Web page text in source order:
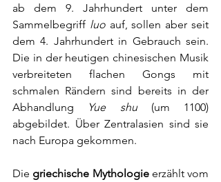
ab dem 9. Jahrhundert unter dem
Sammelbegriff luo auf, sollen aber seit
dem 4. Jahrhundert in Gebrauch sein.
Die in der heutigen chinesischen Musik
verbreiteten flachen Gongs mit
schmalen Rändern sind bereits in der
Abhandlung
Yue shu (um 1100)
abgebildet. Über Zentralasien sind sie
nach Europa gekommen.
Die griechische Mythologie erzählt vom